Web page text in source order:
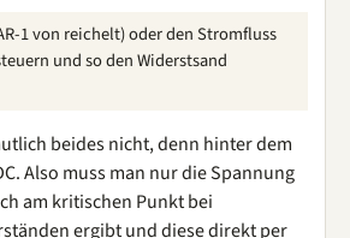
1 von reichelt) oder den Stromfluss
und so den Widerstsand
beides nicht, denn hinter dem
Also muss man nur die Spannung
am kritischen Punkt bei
ergibt und diese direkt per